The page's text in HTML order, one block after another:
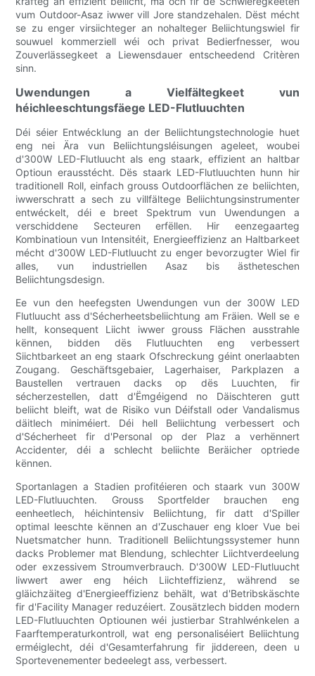
vum Outdoor-Asaz iwwer vill Jore standzehalen. Dëst mécht
se zu enger virsiichteger an nohalteger Beliichtungswiel fir
souwuel kommerziell wéi och privat Bedierfnesser, wou
Zouverlässegkeet a Liewensdauer entscheedend Critèren
sinn.
Uwendungen a Vielfältegkeet vun
héichleeschtungsfäege LED-Flutluuchten
Déi séier Entwécklung an der Beliichtungstechnologie huet
eng nei Ära vun Beliichtungsléisungen ageleet, woubei
d'300W LED-Flutluucht als eng staark, effizient an haltbar
Optioun erausstécht. Dës staark LED-Flutluuchten hunn hir
traditionell Roll, einfach grouss Outdoorflächen ze beliichten,
iwwerschratt a sech zu villfältege Beliichtungsinstrumenter
entwéckelt, déi e breet Spektrum vun Uwendungen a
verschiddene Secteuren erfëllen. Hir eenzegaarteg
Kombinatioun vun Intensitéit, Energieeffizienz an Haltbarkeet
mécht d'300W LED-Flutluucht zu enger bevorzugter Wiel fir
alles, vun industriellen Asaz bis ästheteschen
Beliichtungsdesign.
Ee vun den heefegsten Uwendungen vun der 300W LED
Flutluucht ass d'Sécherheetsbeliichtung am Fräien. Well se e
hellt, konsequent Liicht iwwer grouss Flächen ausstrahle
kënnen, bidden dës Flutluuchten eng verbessert
Siichtbarkeet an eng staark Ofschreckung géint onerlaabten
Zougang. Geschäftsgebaier, Lagerhaiser, Parkplazen a
Baustellen vertrauen dacks op dës Luuchten, fir
sécherzestellen, datt d'Ëmgéigend no Däischteren gutt
beliicht bleift, wat de Risiko vun Déifstall oder Vandalismus
däitlech miniméiert. Déi hell Beliichtung verbessert och
d'Sécherheet fir d'Personal op der Plaz a verhënnert
Accidenter, déi a schlecht beliichte Beräicher optriede
kënnen.
Sportanlagen a Stadien profitéieren och staark vun 300W
LED-Flutluuchten. Grouss Sportfelder brauchen eng
eenheetlech, héichintensiv Beliichtung, fir datt d'Spiller
optimal leeschte kënnen an d'Zuschauer eng kloer Vue bei
Nuetsmatcher hunn. Traditionell Beliichtungssystemer hunn
dacks Problemer mat Blendung, schlechter Liichtverdeelung
oder exzessivem Stroumverbrauch. D'300W LED-Flutluucht
liwwert awer eng héich Liichteffizienz, während se
gläichzäiteg d'Energieeffizienz behält, wat d'Betribskäschte
fir d'Facility Manager reduzéiert. Zousätzlech bidden modern
LED-Flutluuchten Optiounen wéi justierbar Strahlwénkelen a
Faarftemperaturkontroll, wat eng personaliséiert Beliichtung
erméiglecht, déi d'Gesamterfahrung fir jiddereen, deen u
Sportevenementer bedeelegt ass, verbessert.